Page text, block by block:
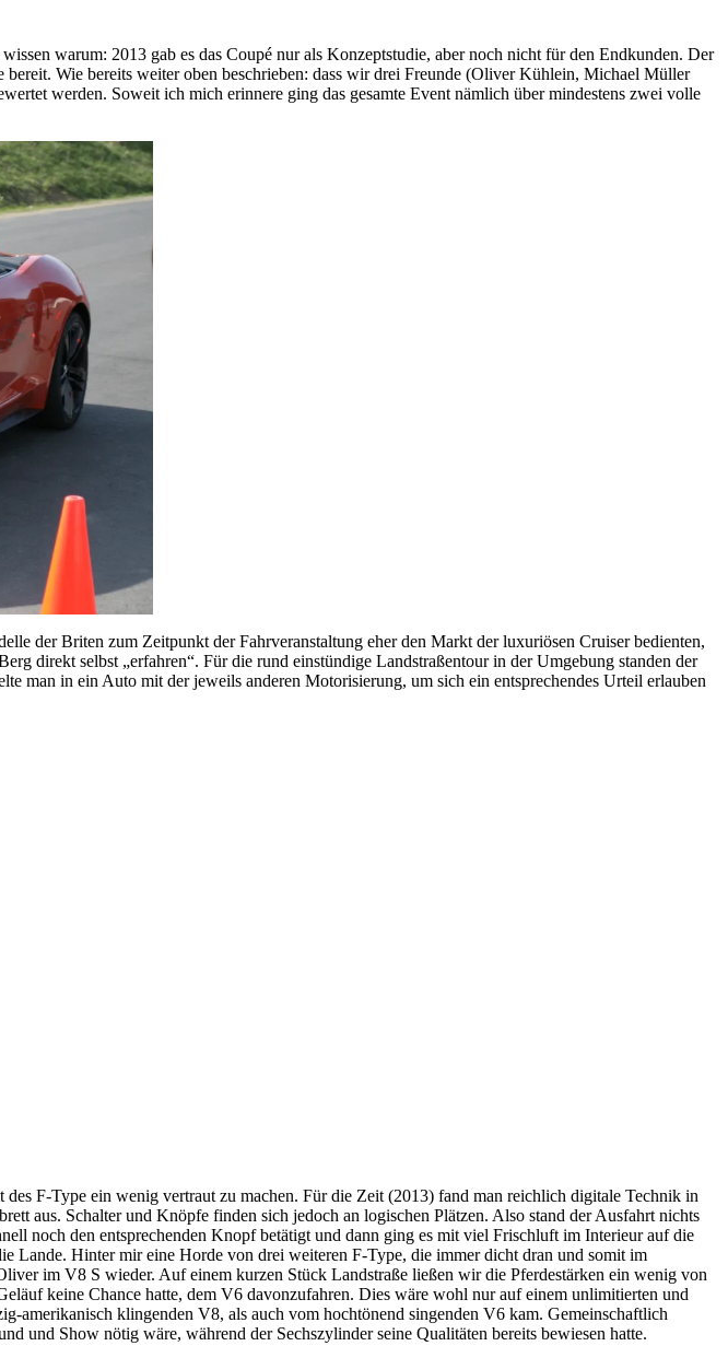
warum: 2013 gab es das Coupé nur als Konzeptstudie, aber noch nicht für den Endkunden. Der
Wie bereits weiter oben beschrieben: dass wir drei Freunde (Oliver Kühlein, Michael Müller
werden. Soweit ich mich erinnere ging das gesamte Event nämlich über mindestens zwei volle
der Briten zum Zeitpunkt der Fahrveranstaltung eher den Markt der luxuriösen Cruiser bedienten,
direkt selbst „erfahren“. Für die rund einstündige Landstraßentour in der Umgebung standen der
man in ein Auto mit der jeweils anderen Motorisierung, um sich ein entsprechendes Urteil erlauben
F-Type ein wenig vertraut zu machen. Für die Zeit (2013) fand man reichlich digitale Technik in
aus. Schalter und Knöpfe finden sich jedoch an logischen Plätzen. Also stand der Ausfahrt nichts
noch den entsprechenden Knopf betätigt und dann ging es mit viel Frischluft im Interieur auf die
Lande. Hinter mir eine Horde von drei weiteren F-Type, die immer dicht dran und somit im
im V8 S wieder. Auf einem kurzen Stück Landstraße ließen wir die Pferdestärken ein wenig von
keine Chance hatte, dem V6 davonzufahren. Dies wäre wohl nur auf einem unlimitierten und
amerikanisch klingenden V8, als auch vom hochtönend singenden V6 kam. Gemeinschaftlich
und Show nötig wäre, während der Sechszylinder seine Qualitäten bereits bewiesen hatte.